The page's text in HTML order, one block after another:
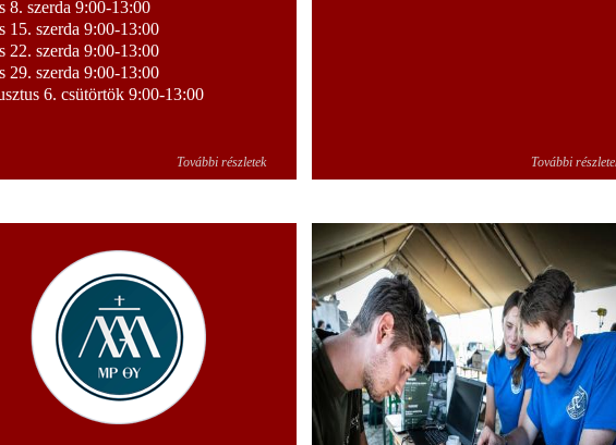
8. szerda 9:00-13:00
15. szerda 9:00-13:00
22. szerda 9:00-13:00
29. szerda 9:00-13:00
6. csütörtök 9:00-13:00
További részletek További